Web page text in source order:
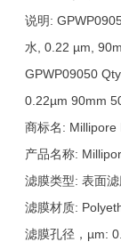
说明:
水, 0.22 µm,
GPWP09050
0.22µm 90mm
商标名: Millipore
产品名称:
滤膜类型: 表面
滤膜材质:
滤膜孔径，µm: